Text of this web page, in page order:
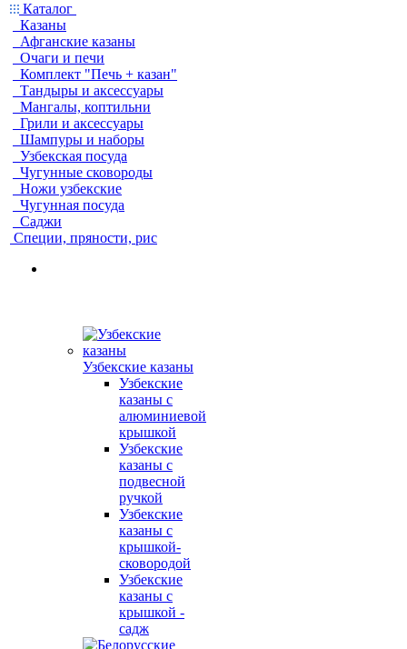
Каталог
Казаны
Афганские казаны
Очаги и печи
Комплект "Печь + казан"
Тандыры и аксессуары
Мангалы, коптильни
Грили и аксессуары
Шампуры и наборы
Узбекская посуда
Чугунные сковороды
Ножи узбекские
Чугунная посуда
Саджи
Специи, пряности, рис
Узбекские казаны
Узбекские
казаны с
алюминиевой
крышкой
Узбекские
казаны с
подвесной
ручкой
Узбекские
казаны с
крышкой-
сковородой
Узбекские
казаны с
крышкой -
садж